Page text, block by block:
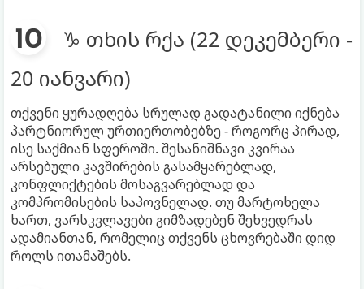
♑ თხის რქა (22 დეკემბერი -
20 იანვარი)
თქვენი ყურადღება სრულად გადატანილი იქნება
პარტნიორულ ურთიერთობებზე - როგორც პირად,
ისე საქმიან სფეროში. შესანიშნავი კვირაა
არსებული კავშირების გასამყარებლად,
კონფლიქტების მოსაგვარებლად და
კომპრომისების საპოვნელად. თუ მარტოხელა
ხართ, ვარსკვლავები გიმზადებენ შეხვედრას
ადამიანთან, რომელიც თქვენს ცხოვრებაში დიდ
როლს ითამაშებს.